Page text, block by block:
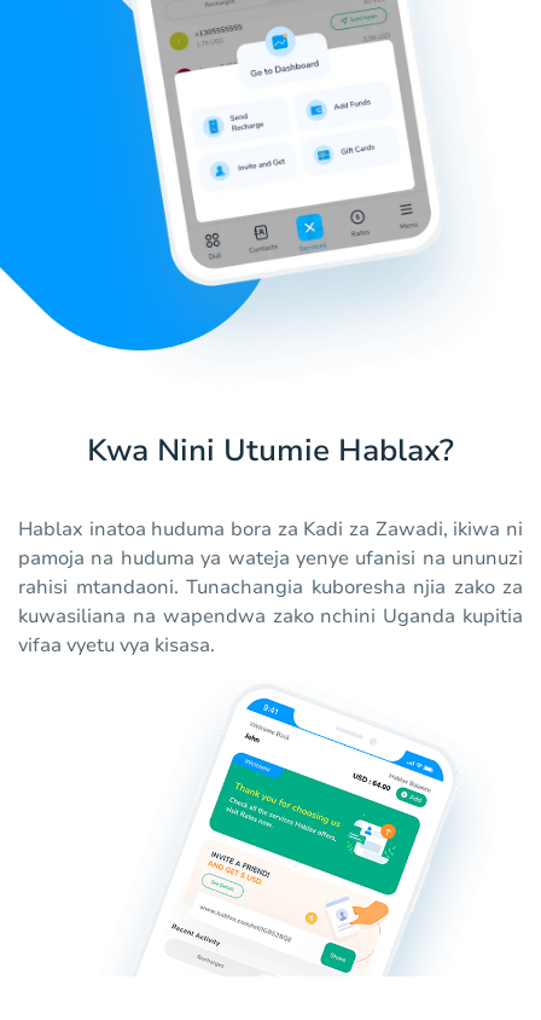
Kwa Nini Utumie Hablax?
Hablax inatoa huduma bora za Kadi za Zawadi, ikiwa ni
pamoja na huduma ya wateja yenye ufanisi na ununuzi
rahisi mtandaoni. Tunachangia kuboresha njia zako za
kuwasiliana na wapendwa zako nchini Uganda kupitia
vifaa vyetu vya kisasa.